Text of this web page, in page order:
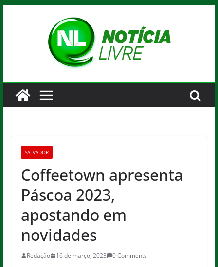
SALVADOR
Coffeetown apresenta
Páscoa 2023,
apostando em
novidades
Redação 16 de março, 2023 0 Comments